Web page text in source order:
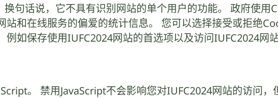
句话说，它不具有识别网站的单个用户的功能。 政府使
站和在线服务的偏爱的统计信息。 您可以选择接受或拒绝
如保存使用IUFC2024网站的首选项以及访问IUFC2024网
。 禁用JavaScript不会影响您对IUFC2024网站的访问